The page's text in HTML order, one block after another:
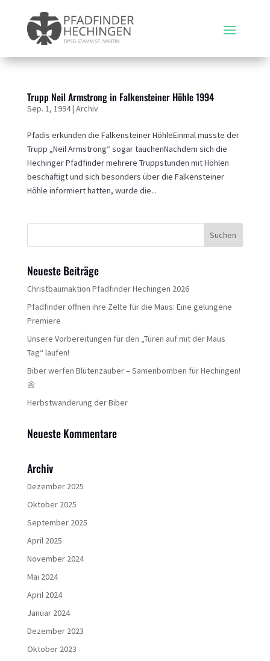
Trupp Neil Armstrong in Falkensteiner Höhle 1994
Sep. 1, 1994| Archiv
Pfadis erkunden die Falkensteiner HöhleEinmal musste der
Trupp „Neil Armstrong“ sogar tauchenNachdem sich die
Hechinger Pfadfinder mehrere Truppstunden mit Höhlen
beschäftigt und sich besonders über die Falkensteiner
Höhle informiert hatten, wurde die...
Neueste Beiträge
Christbaumaktion Pfadfinder Hechingen 2026
Pfadfinder öffnen ihre Zelte für die Maus: Eine gelungene
Premiere
Unsere Vorbereitungen für den „Türen auf mit der Maus
Tag“ laufen!
Biber werfen Blütenzauber – Samenbomben für Hechingen!
🌼
Herbstwanderung der Biber
Neueste Kommentare
Archiv
Dezember 2025
Oktober 2025
September 2025
April 2025
November 2024
Mai 2024
April 2024
Januar 2024
Dezember 2023
Oktober 2023